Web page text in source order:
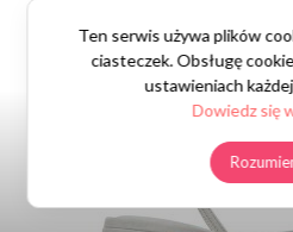
Ten serwis używa plików
ciasteczek. Obsługę
ustawieniach
Dowiedz się